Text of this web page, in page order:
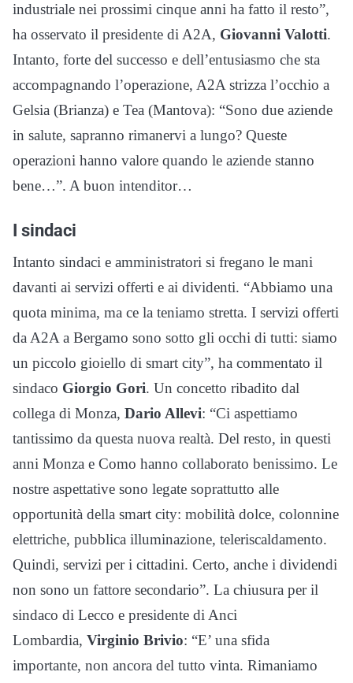
industriale nei prossimi cinque anni ha fatto il resto”,
ha osservato il presidente di A2A, Giovanni Valotti.
Intanto, forte del successo e dell’entusiasmo che sta
accompagnando l’operazione, A2A strizza l’occhio a
Gelsia (Brianza) e Tea (Mantova): “Sono due aziende
in salute, sapranno rimanervi a lungo? Queste
operazioni hanno valore quando le aziende stanno
bene…”. A buon intenditor…
I sindaci
Intanto sindaci e amministratori si fregano le mani
davanti ai servizi offerti e ai dividenti. “Abbiamo una
quota minima, ma ce la teniamo stretta. I servizi offerti
da A2A a Bergamo sono sotto gli occhi di tutti: siamo
un piccolo gioiello di smart city”, ha commentato il
sindaco Giorgio Gori. Un concetto ribadito dal
collega di Monza, Dario Allevi: “Ci aspettiamo
tantissimo da questa nuova realtà. Del resto, in questi
anni Monza e Como hanno collaborato benissimo. Le
nostre aspettative sono legate soprattutto alle
opportunità della smart city: mobilità dolce, colonnine
elettriche, pubblica illuminazione, teleriscaldamento.
Quindi, servizi per i cittadini. Certo, anche i dividendi
non sono un fattore secondario”. La chiusura per il
sindaco di Lecco e presidente di Anci
Lombardia, Virginio Brivio: “E’ una sfida
importante, non ancora del tutto vinta. Rimaniamo